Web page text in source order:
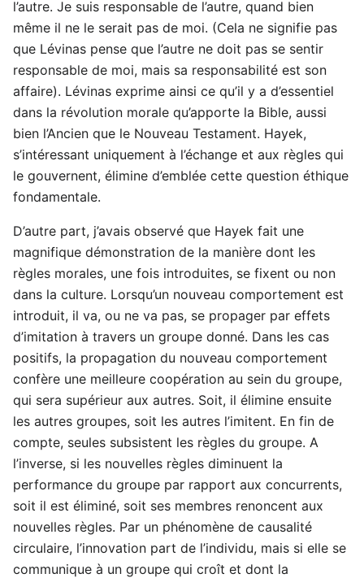
l’autre. Je suis responsable de l’autre, quand bien
même il ne le serait pas de moi. (Cela ne signifie pas
que Lévinas pense que l’autre ne doit pas se sentir
responsable de moi, mais sa responsabilité est son
affaire). Lévinas exprime ainsi ce qu’il y a d’essentiel
dans la révolution morale qu’apporte la Bible, aussi
bien l’Ancien que le Nouveau Testament. Hayek,
s’intéressant uniquement à l’échange et aux règles qui
le gouvernent, élimine d’emblée cette question éthique
fondamentale.
D’autre part, j’avais observé que Hayek fait une
magnifique démonstration de la manière dont les
règles morales, une fois introduites, se fixent ou non
dans la culture. Lorsqu’un nouveau comportement est
introduit, il va, ou ne va pas, se propager par effets
d’imitation à travers un groupe donné. Dans les cas
positifs, la propagation du nouveau comportement
confère une meilleure coopération au sein du groupe,
qui sera supérieur aux autres. Soit, il élimine ensuite
les autres groupes, soit les autres l’imitent. En fin de
compte, seules subsistent les règles du groupe. A
l’inverse, si les nouvelles règles diminuent la
performance du groupe par rapport aux concurrents,
soit il est éliminé, soit ses membres renoncent aux
nouvelles règles. Par un phénomène de causalité
circulaire, l’innovation part de l’individu, mais si elle se
communique à un groupe qui croît et dont la